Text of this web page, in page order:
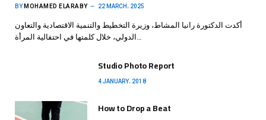
BY MOHAMED ELARABY 22 MARCH، 2025
أكدت الدكتورة رانيا المشاط، وزيرة التخطيط والتنمية الاقتصادية والتعاون
الدولي، خلال كلمتها في احتفالية المرأة…
Studio Photo Report
4 JANUARY، 2018
How to Drop a Beat